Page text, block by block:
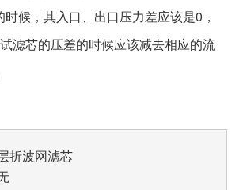
候，其入口、出口压力差应该是0 ，
试滤芯的压差的时候应该减去相应的流
折波网滤芯